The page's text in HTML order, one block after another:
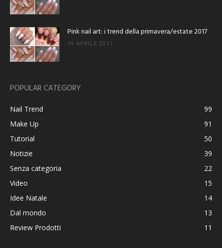
Pink nail art: i trend della primavera/estate 2017
19 APRILE 2017
POPULAR CATEGORY
Nail Trend
99
Make Up
91
Tutorial
50
Notizie
39
Senza categoria
22
Video
15
Idee Natale
14
Dal mondo
13
Review Prodotti
11